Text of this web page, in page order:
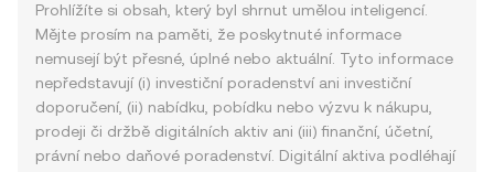
Prohlížíte si obsah, který byl shrnut umělou inteligencí.
Mějte prosím na paměti, že poskytnuté informace
nemusejí být přesné, úplné nebo aktuální. Tyto informace
nepředstavují (i) investiční poradenství ani investiční
doporučení, (ii) nabídku, pobídku nebo výzvu k nákupu,
prodeji či držbě digitálních aktiv ani (iii) finanční, účetní,
právní nebo daňové poradenství. Digitální aktiva podléhají